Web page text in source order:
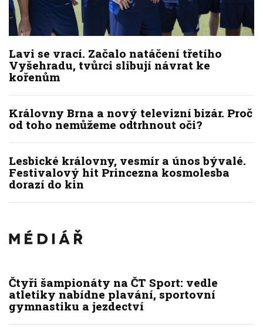
Lavi se vrací. Začalo natáčení třetího
Vyšehradu, tvůrci slibují návrat ke
kořenům
Královny Brna a nový televizní bizár. Proč
od toho nemůžeme odtrhnout oči?
Lesbické královny, vesmír a únos bývalé.
Festivalový hit Princezna kosmolesba
dorazí do kin
Čtyři šampionáty na ČT Sport: vedle
atletiky nabídne plavání, sportovní
gymnastiku a jezdectví